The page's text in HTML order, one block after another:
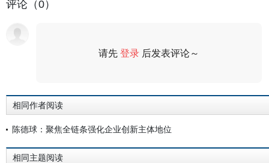
评论（0）
请先登录 后发表评论～
相同作者阅读
陈德球：聚焦全链条强化企业创新主体地位
相同主题阅读